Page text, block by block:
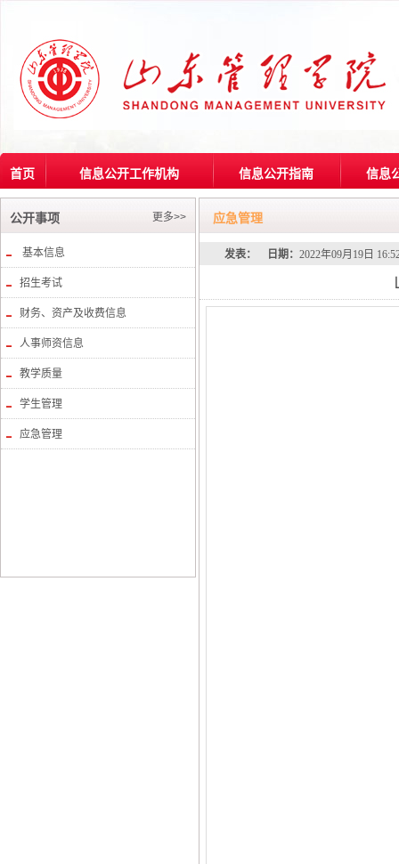
首页 信息公开工作机构 信息公开指南 信息
公开事项 更多>>
基本信息
招生考试
财务、资产及收费信息
人事师资信息
教学质量
学生管理
应急管理
应急管理
发表： 日期： 2022年09月19日